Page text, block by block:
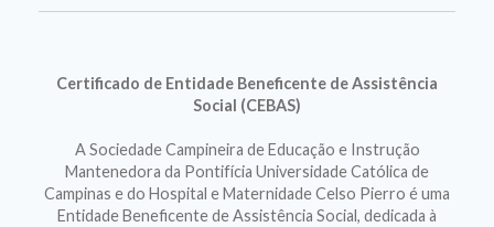
Certificado de Entidade Beneficente de Assistência
Social (CEBAS)
A Sociedade Campineira de Educação e Instrução
Mantenedora da Pontifícia Universidade Católica de
Campinas e do Hospital e Maternidade Celso Pierro é uma
Entidade Beneficente de Assistência Social, dedicada à